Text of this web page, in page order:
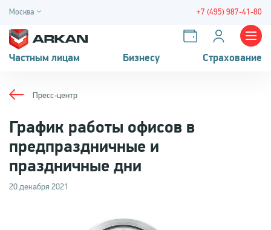
Москва +7 (495) 987-41-80
Частным лицам Бизнесу Страхование
Пресс-центр
График работы офисов в
предпраздничные и
праздничные дни
20 декабря 2021